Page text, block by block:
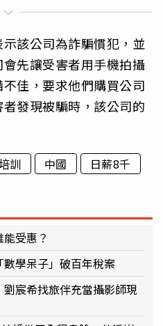
該公司為詐騙慣犯，並
先讓受害者用手機拍攝
佳，要求他們購買公司
發現被騙時，該公司的
培訓 中國 日薪8千
受惠？
學呆子」破百年稅案
宸希找旅伴充當攝影師現